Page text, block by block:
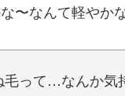
〜なんて軽やか
毛って…なんか気